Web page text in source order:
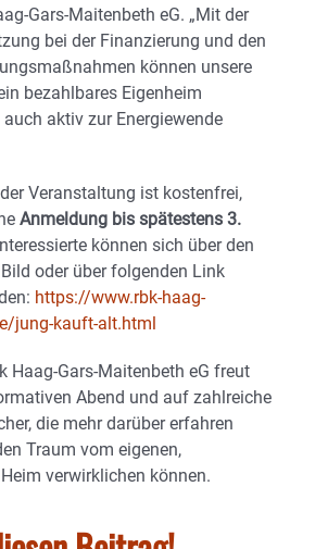
Gars-Maitenbeth eG. „Mit der
bei der Finanzierung und den
können unsere
bezahlbares Eigenheim
aktiv zur Energiewende
Veranstaltung ist kostenfrei,
Anmeldung bis spätestens 3.
können sich über den
oder über folgenden Link
https://www.rbk-haag-
jung-kauft-alt.html
Haag-Gars-Maitenbeth eG freut
Abend und auf zahlreiche
die mehr darüber erfahren
Traum vom eigenen,
verwirklichen können.